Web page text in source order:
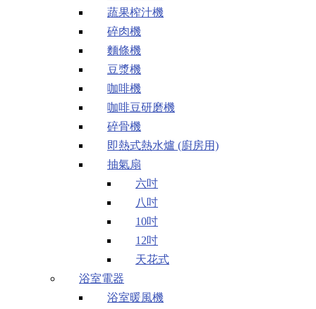
蔬果榨汁機
碎肉機
麵條機
豆漿機
咖啡機
咖啡豆研磨機
碎骨機
即熱式熱水爐 (廚房用)
抽氣扇
六吋
八吋
10吋
12吋
天花式
浴室電器
浴室暖風機